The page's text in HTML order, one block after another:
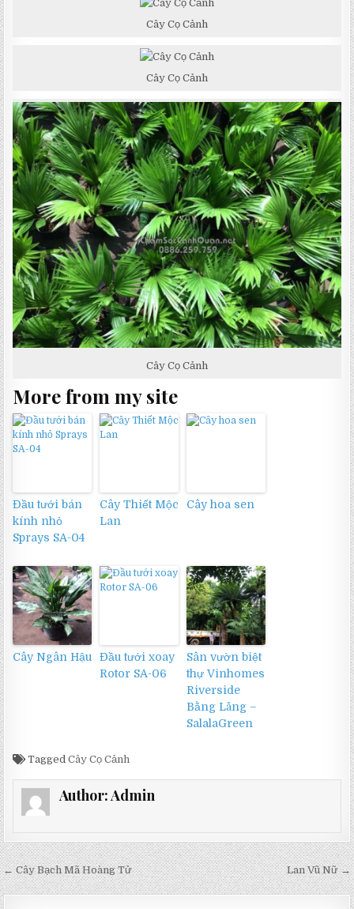
Cây Cọ Cảnh
Cây Cọ Cảnh
Cây Cọ Cảnh
More from my site
Đầu tưới bán
kính nhỏ
Sprays SA-04
Cây Thiết Mộc
Lan
Cây hoa sen
Cây Ngân Hậu
Đầu tưới xoay
Rotor SA-06
Sân vườn biệt
thự Vinhomes
Riverside
Bằng Lăng –
SalalaGreen
TaggedCây Cọ Cảnh
Author:Admin
Điều
hướng
Lan Vũ Nữ →
← Cây Bạch Mã Hoàng Tử